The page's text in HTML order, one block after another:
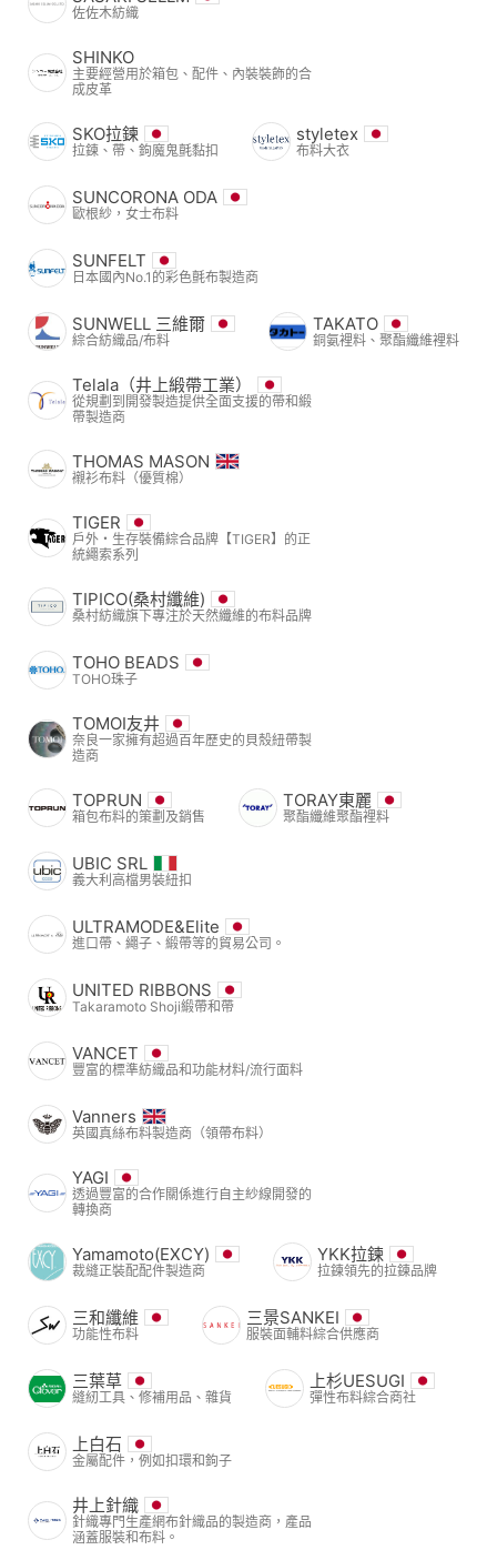
佐佐木紡織
SHINKO
主要經營用於箱包、配件、內裝裝飾的合
成皮革
SKO拉鍊
拉鍊、帶、鉤魔鬼氈黏扣
styletex
布料大衣
SUNCORONA ODA
歐根紗，女士布料
SUNFELT
日本國內No.1的彩色氈布製造商
SUNWELL 三維爾
綜合紡織品/布料
TAKATO
銅氨裡料、聚酯纖維裡料
Telala（井上緞帶工業）
從規劃到開發製造提供全面支援的帶和緞
帶製造商
THOMAS MASON
襯衫布料（優質棉）
TIGER
戶外・生存裝備綜合品牌【TIGER】的正
統繩索系列
TIPICO(桑村纖維)
桑村紡織旗下專注於天然纖維的布料品牌
TOHO BEADS
TOHO珠子
TOMOI友井
奈良一家擁有超過百年歷史的貝殼紐帶製
造商
TOPRUN
箱包布料的策劃及銷售
TORAY東麗
聚酯纖維聚酯裡料
UBIC SRL
義大利高檔男裝紐扣
ULTRAMODE&Elite
進口帶、繩子、緞帶等的貿易公司。
UNITED RIBBONS
Takaramoto Shoji緞帶和帶
VANCET
豐富的標準紡織品和功能材料/流行面料
Vanners
英國真絲布料製造商（領帶布料）
YAGI
透過豐富的合作關係進行自主紗線開發的
轉換商
Yamamoto(EXCY)
裁縫正裝配配件製造商
YKK拉鍊
拉鍊領先的拉鍊品牌
三和纖維
功能性布料
三景SANKEI
服裝面輔料綜合供應商
三葉草
縫紉工具、修補用品、雜貨
上杉UESUGI
彈性布料綜合商社
上白石
金屬配件，例如扣環和鉤子
井上針織
針織專門生產網布針織品的製造商，產品
涵蓋服裝和布料。